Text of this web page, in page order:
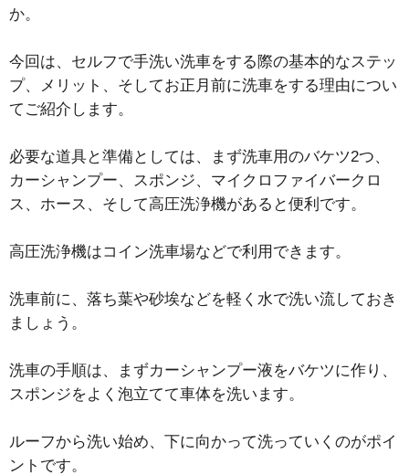
か。
今回は、セルフで手洗い洗車をする際の基本的なステッ
プ、メリット、そしてお正月前に洗車をする理由につい
てご紹介します。
必要な道具と準備としては、まず洗車用のバケツ2つ、
カーシャンプー、スポンジ、マイクロファイバークロ
ス、ホース、そして高圧洗浄機があると便利です。
高圧洗浄機はコイン洗車場などで利用できます。
洗車前に、落ち葉や砂埃などを軽く水で洗い流しておき
ましょう。
洗車の手順は、まずカーシャンプー液をバケツに作り、
スポンジをよく泡立てて車体を洗います。
ルーフから洗い始め、下に向かって洗っていくのがポイ
ントです。